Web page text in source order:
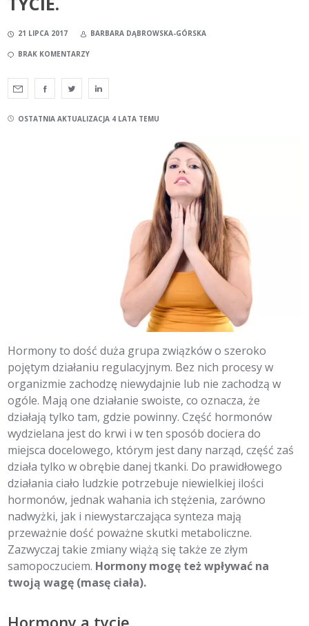
21 LIPCA 2017 BARBARA DĄBROWSKA-GÓRSKA
BRAK KOMENTARZY
OSTATNIA AKTUALIZACJA 4 LATA TEMU
Hormony to dość duża grupa związków o szeroko
pojętym działaniu regulacyjnym. Bez nich procesy w
organizmie zachodzę niewydajnie lub nie zachodzą w
ogóle. Mają one działanie swoiste, co oznacza, że
działają tylko tam, gdzie powinny. Część hormonów
wydzielana jest do krwi i w ten sposób dociera do
miejsca docelowego, którym jest dany narząd, część zaś
działa tylko w obrębie danej tkanki. Do prawidłowego
działania ciało ludzkie potrzebuje niewielkiej ilości
hormonów, jednak wahania ich stężenia, zarówno
nadwyżki, jak i niewystarczająca synteza mają
przeważnie dość poważne skutki metaboliczne.
Zazwyczaj takie zmiany wiążą się także ze złym
samopoczuciem. Hormony mogę też wpływać na
twoją wagę (masę ciała).
Hormony a tycie